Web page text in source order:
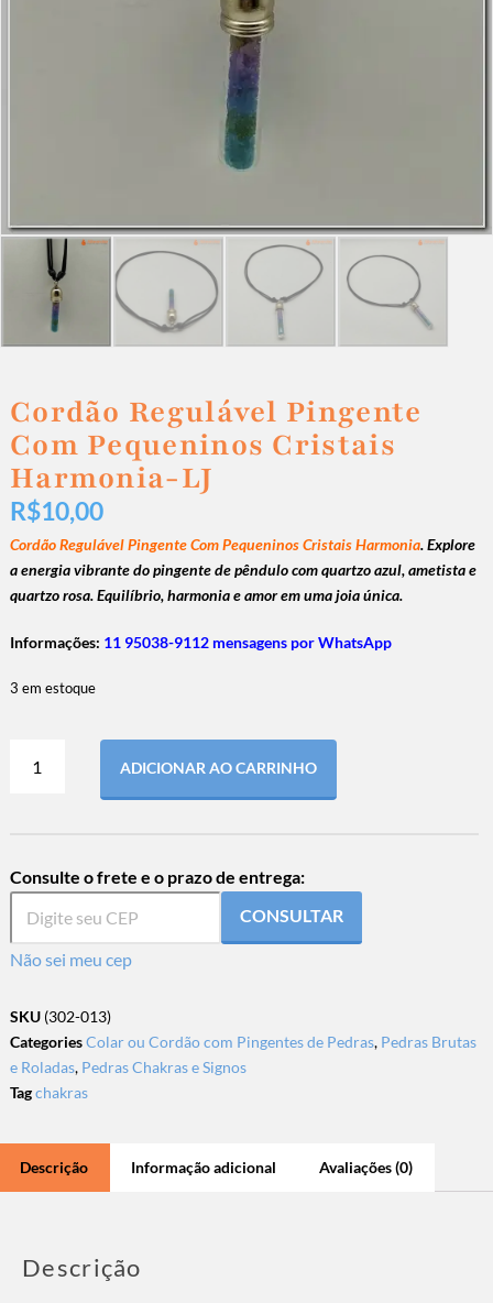
Cordão Regulável Pingente
Com Pequeninos Cristais
Harmonia-LJ
R$10,00
Cordão Regulável Pingente Com Pequeninos Cristais Harmonia. Explore
a energia vibrante do pingente de pêndulo com quartzo azul, ametista e
quartzo rosa. Equilíbrio, harmonia e amor em uma joia única.
Informações: 11 95038-9112 mensagens por WhatsApp
3 em estoque
ADICIONAR AO CARRINHO
Consulte o frete e o prazo de entrega:
CONSULTAR
Não sei meu cep
SKU (302-013)
CategoriesColar ou Cordão com Pingentes de Pedras, Pedras Brutas
e Roladas, Pedras Chakras e Signos
Tagchakras
Descrição Informação adicional Avaliações (0)
Descrição